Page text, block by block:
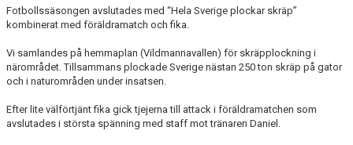
Fotbollssäsongen avslutades med “Hela Sverige plockar skräp”
kombinerat med föräldramatch och fika.
Vi samlandes på hemmaplan (Vildmannavallen) för skräpplockning i
närområdet. Tillsammans plockade Sverige nästan 250 ton skräp på gator
och i naturområden under insatsen.
Efter lite välförtjänt fika gick tjejerna till attack i föräldramatchen som
avslutades i största spänning med staff mot tränaren Daniel.